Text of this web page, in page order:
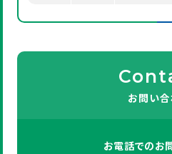
お問い
お電話でのお